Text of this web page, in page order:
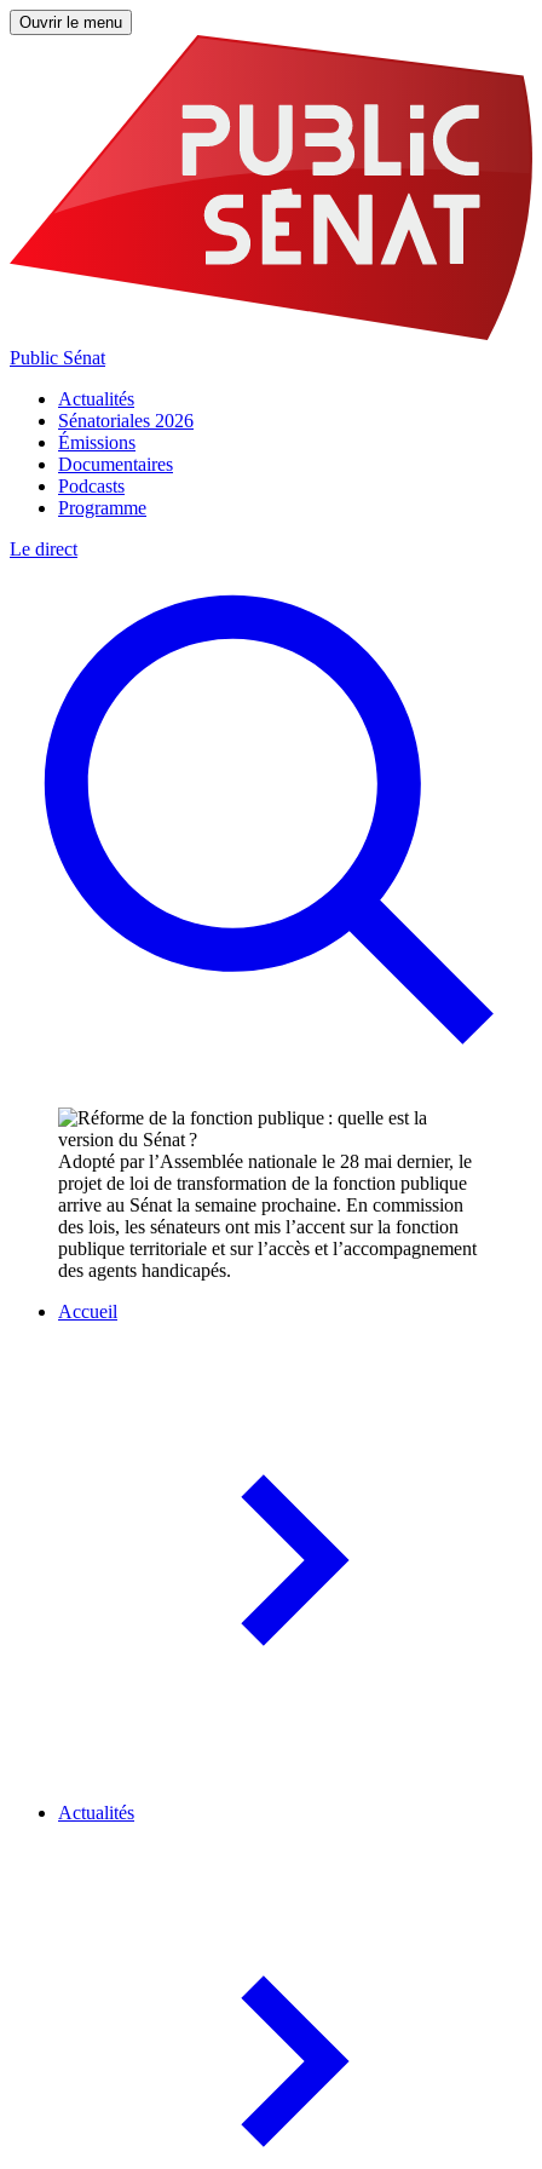
Ouvrir le menu
Public Sénat
Actualités
Sénatoriales 2026
Émissions
Documentaires
Podcasts
Programme
Le direct
Adopté par l’Assemblée nationale le 28 mai dernier, le
projet de loi de transformation de la fonction publique
arrive au Sénat la semaine prochaine. En commission
des lois, les sénateurs ont mis l’accent sur la fonction
publique territoriale et sur l’accès et l’accompagnement
des agents handicapés.
Accueil
Actualités